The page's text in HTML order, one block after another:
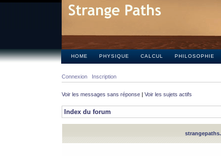
HOME PHYSIQUE CALCUL PHILOSOPHIE
Connexion Inscription
Voir les messages sans réponse | Voir les sujets actifs
Index du forum